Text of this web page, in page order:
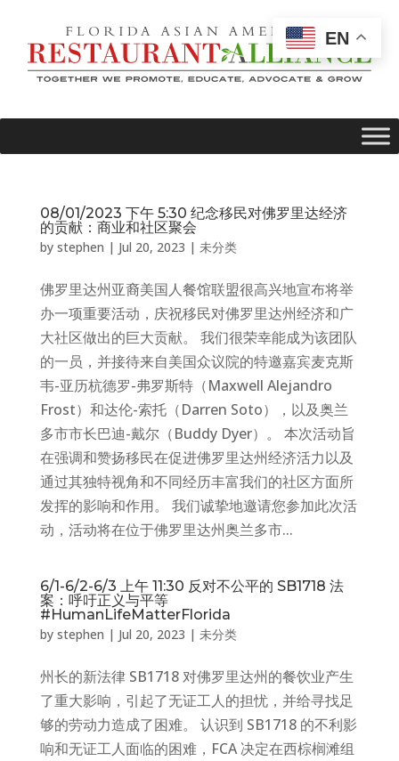
08/01/2023 下午 5:30 纪念移民对佛罗里达经济
的贡献：商业和社区聚会
by stephen | Jul 20, 2023 | 未分类
佛罗里达州亚裔美国人餐馆联盟很高兴地宣布将举
办一项重要活动，庆祝移民对佛罗里达州经济和广
大社区做出的巨大贡献。 我们很荣幸能成为该团队
的一员，并接待来自美国众议院的特邀嘉宾麦克斯
韦-亚历杭德罗-弗罗斯特（Maxwell Alejandro
Frost）和达伦-索托（Darren Soto），以及奥兰
多市市长巴迪-戴尔（Buddy Dyer）。 本次活动旨
在强调和赞扬移民在促进佛罗里达州经济活力以及
通过其独特视角和不同经历丰富我们的社区方面所
发挥的影响和作用。 我们诚挚地邀请您参加此次活
动，活动将在位于佛罗里达州奥兰多市...
6/1-6/2-6/3 上午 11:30 反对不公平的 SB1718 法
案：呼吁正义与平等
#HumanLifeMatterFlorida
by stephen | Jul 20, 2023 | 未分类
州长的新法律 SB1718 对佛罗里达州的餐饮业产生
了重大影响，引起了无证工人的担忧，并给寻找足
够的劳动力造成了困难。 认识到 SB1718 的不利影
响和无证工人面临的困难，FCA 决定在西棕榈滩组
EN